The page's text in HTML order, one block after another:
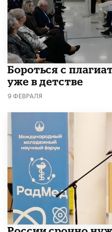
​Бороться с
уже в детстве
9 ФЕВРАЛЯ